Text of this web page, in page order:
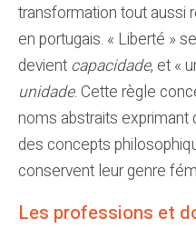
transformation tout aussi
en portugais. « Liberté »
devient capacidade, et «
unidade. Cette règle
noms abstraits exprimant
des concepts
conservent leur genre
Les professions et